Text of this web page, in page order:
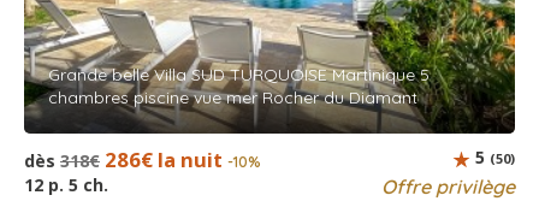
Grande belle Villa SUD TURQUOISE Martinique 5
chambres piscine vue mer Rocher du Diamant
dès 318€ 286€ la nuit -10%
12 p. 5 ch. Offre privilège
5 (50)